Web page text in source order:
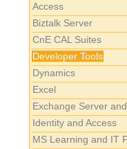
Access
Biztalk Server
CnE CAL Suites
Developer Tools
Dynamics
Excel
Exchange Server and
Identity and Access
MS Learning and IT